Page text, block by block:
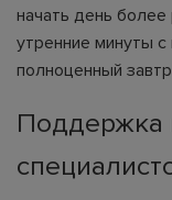
начать день более
утренние минуты
полноценный
Поддержка